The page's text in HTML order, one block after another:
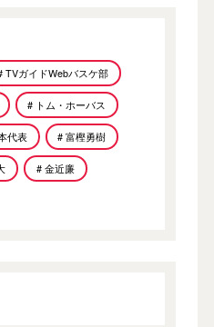
TVガイドWebバスケ部
# トム・ホーバス
代表 # 富樫勇樹
# 金近廉